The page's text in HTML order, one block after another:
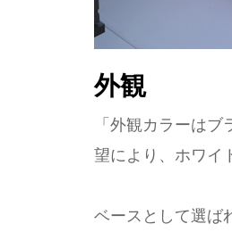
外観
「外観カラーは
望により、ホワイ
ベースとして選ば